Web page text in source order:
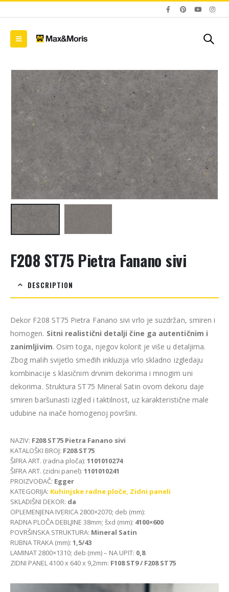
F208 ST75 Pietra Fanano sivi
DESCRIPTION
Dekor F208 ST75 Pietra Fanano sivi vrlo je suzdržan, smiren i
homogen. Sitni realistični detalji čine ga autentičnim i
zanimljivim. Osim toga, njegov kolorit je više u detaljima.
Zbog malih svijetlo smeđih inkluzija vrlo skladno izgledaju
kombinacije s klasičnim drvnim dekorima i mnogim uni
dekorima. Struktura ST75 Mineral Satin ovom dekoru daje
smiren baršunasti izgled i taktilnost, uz karakteristične male
udubine na inače homogenoj površini.
NAZIV: F208 ST75 Pietra Fanano sivi
KATALOŠKI BROJ: F208 ST75
ŠIFRA ART. (radna ploča): 1101010274
ŠIFRA ART. (zidni panel): 1101010241
PROIZVOĐAČ: Egger
KATEGORIJA: Kuhinjske radne ploče, Zidni paneli
SKLADIŠNI DEKOR: da
OPLEMENJENA IVERICA 2800×2070; deb (mm):
RADNA PLOČA DEBLJINE 38mm; šxd (mm): 4100×600
POVRŠINSKA STRUKTURA: Mineral Satin
RUBNA TRAKA (mm): 1,5/43
LAMINAT 2800×1310; deb (mm) – NA UPIT: 0,8
ZIDNI PANEL 4100 x 640 x 9,2mm: F108 ST9 / F208 ST75